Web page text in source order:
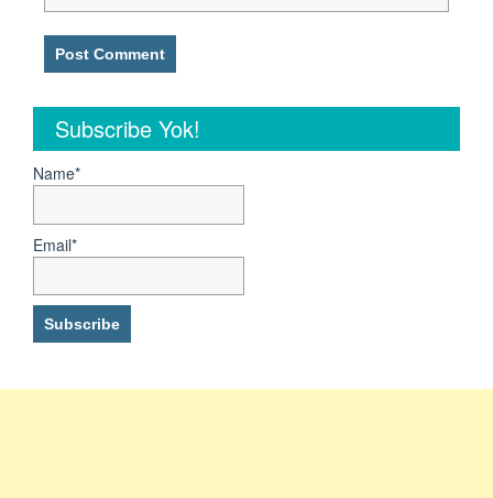
Subscribe Yok!
Name*
Email*